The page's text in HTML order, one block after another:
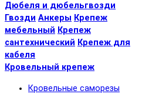
Дюбеля и дюбельгвозди
Гвозди Анкеры Крепеж
мебельный Крепеж
сантехнический Крепеж для
кабеля
Кровельный крепеж
Кровельные саморезы